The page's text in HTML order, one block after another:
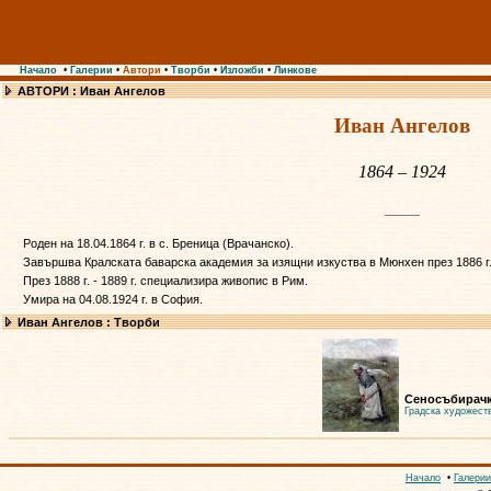
Начало • Галерии • Автори • Творби • Изложби • Линкове
АВТОРИ : Иван Ангелов
Иван Ангелов
1864 – 1924
Роден на 18.04.1864 г. в с. Бреница (Врачанско).
Завършва Кралската баварска академия за изящни изкуства в Мюнхен през 1886
През 1888 г. - 1889 г. специализира живопис в Рим.
Умира на 04.08.1924 г. в София.
Иван Ангелов : Творби
Градска
Начало • Галерии